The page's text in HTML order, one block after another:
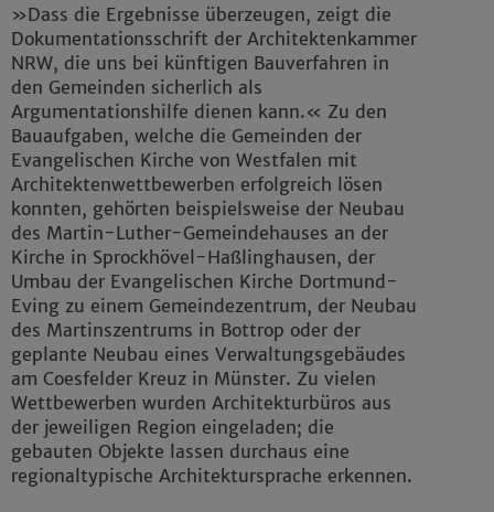
»Dass die Ergebnisse überzeugen, zeigt die
Dokumentationsschrift der Architektenkammer
NRW, die uns bei künftigen Bauverfahren in
den Gemeinden sicherlich als
Argumentationshilfe dienen kann.« Zu den
Bauaufgaben, welche die Gemeinden der
Evangelischen Kirche von Westfalen mit
Architektenwettbewerben erfolgreich lösen
konnten, gehörten beispielsweise der Neubau
des Martin-Luther-Gemeindehauses an der
Kirche in Sprockhövel-Haßlinghausen, der
Umbau der Evangelischen Kirche Dortmund-
Eving zu einem Gemeindezentrum, der Neubau
des Martinszentrums in Bottrop oder der
geplante Neubau eines Verwaltungsgebäudes
am Coesfelder Kreuz in Münster. Zu vielen
Wettbewerben wurden Architekturbüros aus
der jeweiligen Region eingeladen; die
gebauten Objekte lassen durchaus eine
regionaltypische Architektursprache erkennen.